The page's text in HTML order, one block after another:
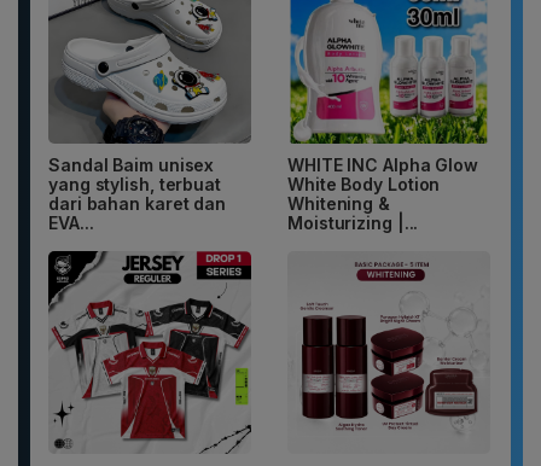
Sandal Baim unisex
yang stylish, terbuat
dari bahan karet dan
EVA...
WHITE INC Alpha Glow
White Body Lotion
Whitening &
Moisturizing |...